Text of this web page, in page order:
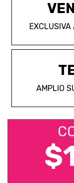
EXCLUSIVA
AMPLIO